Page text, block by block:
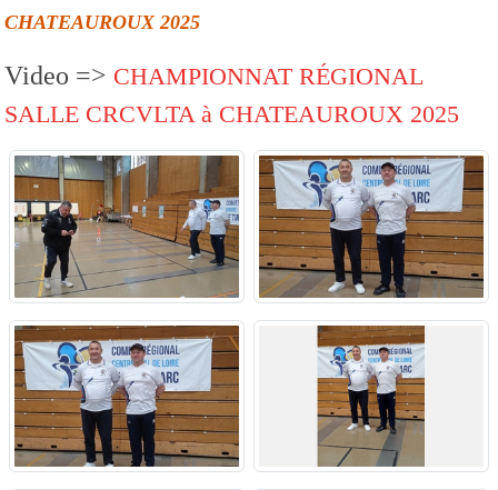
CHATEAUROUX 2025
Video => CHAMPIONNAT RÉGIONAL
SALLE CRCVLTA à CHATEAUROUX 2025